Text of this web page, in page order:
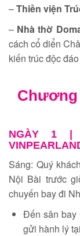
–Thiền viện
– Nhà thờ
cách cổ diển
kiến trúc độc
NGÀY 1 |
Sáng: Quý
Nội Bài trước
chuyến bay đi
Đến sân bay
gửi hành lý